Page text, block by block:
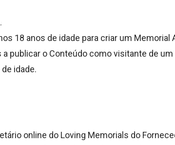
18 anos de idade para criar um Memorial
publicar o Conteúdo como visitante de
idade.
online do Loving Memorials do